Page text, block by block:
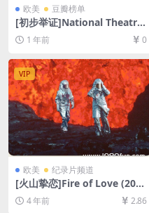
欧美 豆瓣榜单
[初步举证]National Theatre
Live: Prima Facie (2022)[百
度网盘+夸克网盘1080P超清
未删减资源][网盘在线播放/下
载][MP4/3.7GB][中英字幕]
1 年前 0
VIP
欧美 纪录片频道
[火山挚恋]Fire of Love (202
2)[百度网盘+迅雷云盘资源10
80P超清未删减][MP4/6GB]
4 年前 2.86